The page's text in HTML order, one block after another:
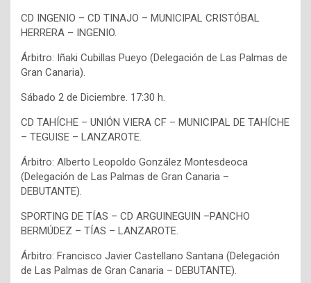
CD INGENIO – CD TINAJO – MUNICIPAL CRISTÓBAL
HERRERA – INGENIO.
Árbitro: Iñaki Cubillas Pueyo (Delegación de Las Palmas de
Gran Canaria).
Sábado 2 de Diciembre. 17:30 h.
CD TAHÍCHE – UNIÓN VIERA CF – MUNICIPAL DE TAHÍCHE
– TEGUISE – LANZAROTE.
Árbitro: Alberto Leopoldo González Montesdeoca
(Delegación de Las Palmas de Gran Canaria –
DEBUTANTE).
SPORTING DE TÍAS – CD ARGUINEGUIN –PANCHO
BERMÚDEZ – TÍAS – LANZAROTE.
Árbitro: Francisco Javier Castellano Santana (Delegación
de Las Palmas de Gran Canaria – DEBUTANTE).